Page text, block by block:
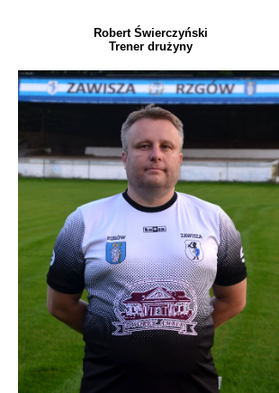
Robert Świerczyński
Trener drużyny